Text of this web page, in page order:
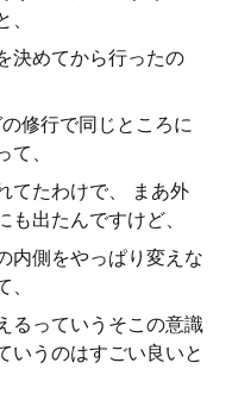
決めてから行ったの
修行で同じところに
、
てたわけで、 まあ外
出たんですけど、
内側をやっぱり変えな
るっていうそこの意識
いうのはすごい良いと